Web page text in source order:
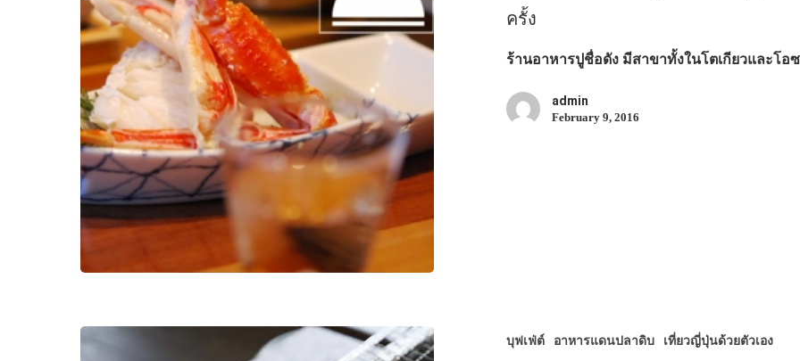
ครั้ง
ร้านอาหารปูชื่อดัง มีสาขาทั้งในโตเกียวและโอ
admin
February 9, 2016
บุฟเฟ่ต์ อาหารแดนปลาดิบ เที่ยวญี่ปุ่นด้วยตัวเอง